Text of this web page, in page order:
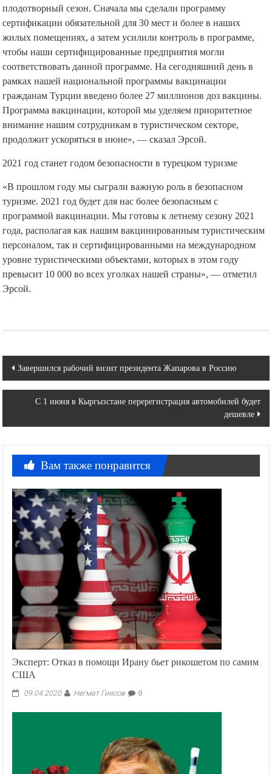
плодотворный сезон. Сначала мы сделали программу
сертификации обязательной для 30 мест и более в наших
жилых помещениях, а затем усилили контроль в программе,
чтобы наши сертифицированные предприятия могли
соответствовать данной программе. На сегодняшний день в
рамках нашей национальной программы вакцинации
гражданам Турции введено более 27 миллионов доз вакцины.
Программа вакцинации, которой мы уделяем приоритетное
внимание нашим сотрудникам в туристическом секторе,
продолжит ускоряться в июне», — сказал Эрсой.
2021 год станет годом безопасности в турецком туризме
«В прошлом году мы сыграли важную роль в безопасном
туризме. 2021 год будет для нас более безопасным с
программой вакцинации. Мы готовы к летнему сезону 2021
года, располагая как нашим вакцинированным туристическим
персоналом, так и сертифицированными на международном
уровне туристическими объектами, которых в этом году
превысит 10 000 во всех уголках нашей страны», — отметил
Эрсой.
Навигация
по
записям
Завершился рабочий визит президента Жапарова в Россию
С 1 июня в Кыргызстане перерегистрация автомобилей будет
дешевле
Вам также понравится
Эксперт: Отказ в помощи Ирану бьет рикошетом по самим
США
09.04.2020 Негмат Гиясов 0